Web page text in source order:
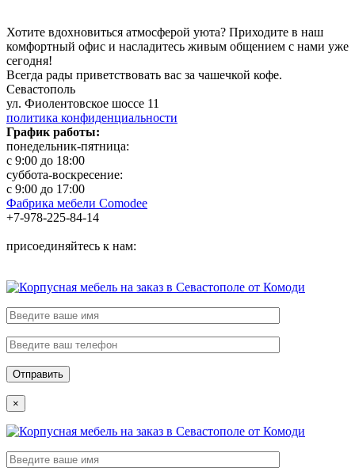
Хотите вдохновиться атмосферой уюта? Приходите в наш
комфортный офис и насладитесь живым общением с нами уже
сегодня!
Всегда рады приветствовать вас за чашечкой кофе.
Севастополь
ул. Фиолентовское шоссе 11
политика конфиденциальности
График работы:
понедельник-пятница:
с 9:00 до 18:00
суббота-воскресение:
с 9:00 до 17:00
Фабрика мебели Comodee
+7-978-225-84-14
присоединяйтесь к нам:
×